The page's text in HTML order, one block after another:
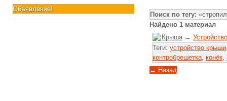
Поиск по тегу:
Найдено 1 материал
Крыша→
Теги: устройство крыши
контробрешетка, конёк,
← Назад
Объявление!